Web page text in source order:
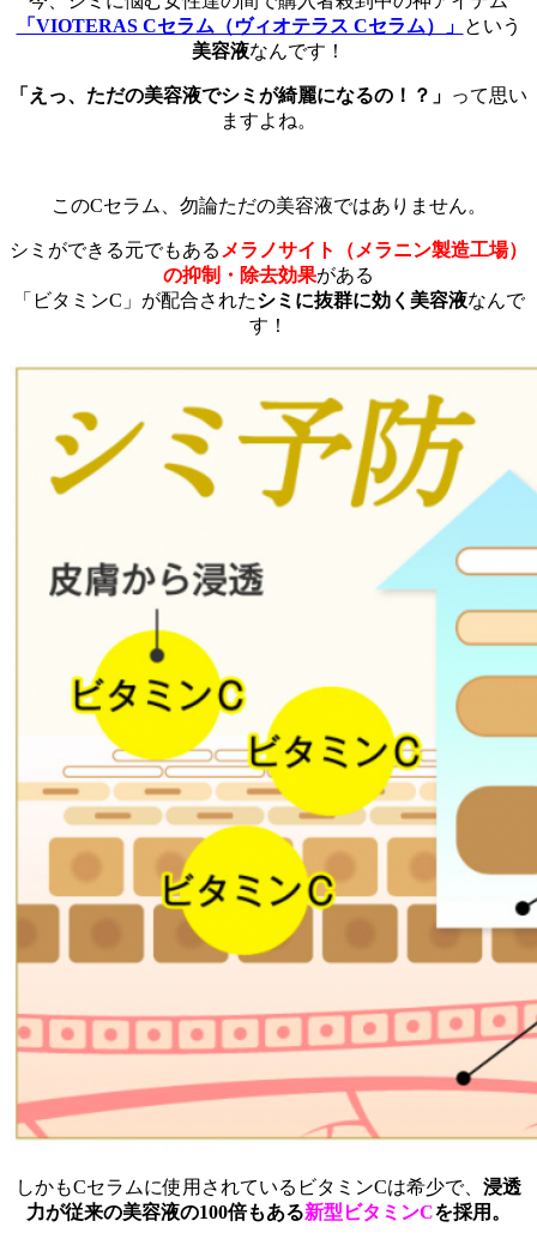
「VIOTERAS Cセラム（ヴィオテラス Cセラム）」 という
美容液なんです！
「えっ、ただの美容液でシミが綺麗になるの！？」 って思い
ますよね。
このCセラム、勿論ただの美容液ではありません。
シミができる元でもある メラノサイト（メラニン製造工場）
の抑制・除去効果がある
「ビタミンC」が配合されたシミに抜群に効く美容液なんで
す！
しかもCセラムに使用されているビタミンCは希少で、 浸透
力が従来の美容液の100倍もある新型ビタミンCを採用。